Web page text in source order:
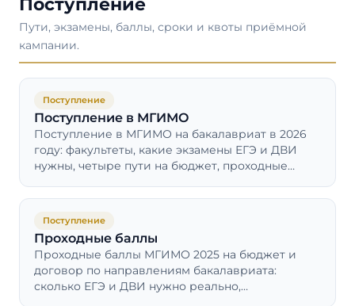
Пути, экзамены, баллы, сроки и квоты приёмной
кампании.
Поступление
Поступление в МГИМО
Поступление в МГИМО на бакалавриат в 2026
году: факультеты, какие экзамены ЕГЭ и ДВИ
нужны, четыре пути на бюджет, проходные
Поступление
Проходные баллы
Проходные баллы МГИМО 2025 на бюджет и
договор по направлениям бакалавриата:
сколько ЕГЭ и ДВИ нужно реально,